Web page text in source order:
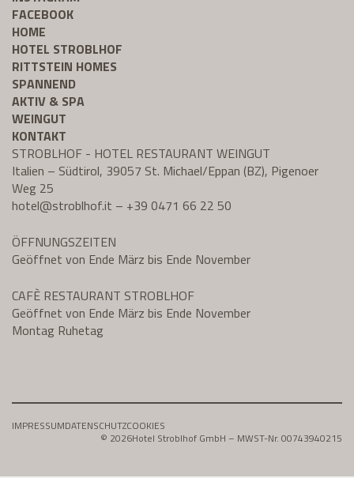
FACEBOOK
HOME
HOTEL STROBLHOF
RITTSTEIN HOMES
SPANNEND
AKTIV & SPA
WEINGUT
KONTAKT
STROBLHOF - HOTEL RESTAURANT WEINGUT
Italien – Südtirol, 39057 St. Michael/Eppan (BZ), Pigenoer
Weg 25
hotel@stroblhof.it – +39 0471 66 22 50
ÖFFNUNGSZEITEN
Geöffnet von Ende März bis Ende November
CAFÈ RESTAURANT STROBLHOF
Geöffnet von Ende März bis Ende November
Montag Ruhetag
IMPRESSUMDATENSCHUTZCOOKIES
© 2026Hotel Stroblhof GmbH – MWST-Nr. 00743940215